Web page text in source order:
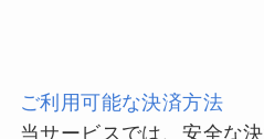
ご利用可能な決済方法
当サービスでは、安全な